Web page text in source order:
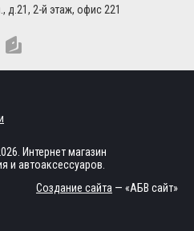
д.21, 2-й этаж, офис 221
Интернет магазин
и автоаксессуаров.
Создание сайта — «АБВ сайт»